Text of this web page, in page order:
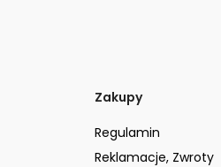
Zakupy
Regulamin
Reklamacje, Zwroty